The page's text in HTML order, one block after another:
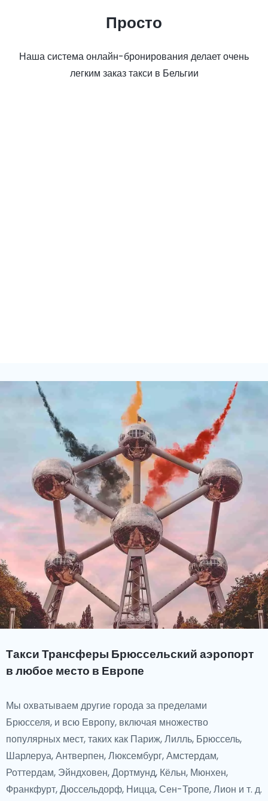
Просто
Наша система онлайн-бронирования делает очень
легким заказ такси в Бельгии
Такси Трансферы Брюссельский аэропорт
в любое место в Европе
Мы охватываем другие города за пределами
Брюсселя, и всю Европу, включая множество
популярных мест, таких как Париж, Лилль, Брюссель,
Шарлеруа, Антверпен, Люксембург, Амстердам,
Роттердам, Эйндховен, Дортмунд, Кёльн, Мюнхен,
Франкфурт, Дюссельдорф, Ницца, Сен-Тропе, Лион и т. д.